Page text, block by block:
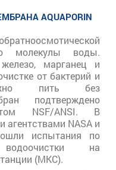
AQUAPORIN
молекулы воды.
марганец и
от бактерий и
пить без
подтверждено
NSF/ANSI. В
агентствами NASA и
испытания по
на
(МКС).